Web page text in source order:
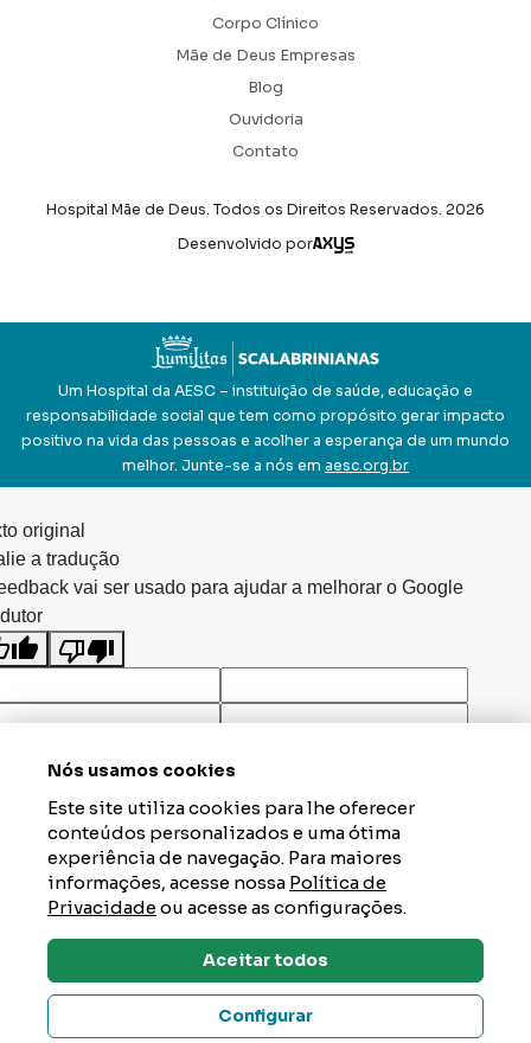
Corpo Clínico
Mãe de Deus Empresas
Blog
Ouvidoria
Contato
Hospital Mãe de Deus. Todos os Direitos Reservados. 2026
Desenvolvido por
Axysweb
Um Hospital da AESC – instituição de saúde, educação e
responsabilidade social que tem como propósito gerar impacto
positivo na vida das pessoas e acolher a esperança de um mundo
melhor. Junte-se a nós em aesc.org.br
Dúvidas? Tire Aqui
Nós usamos cookies
Este site utiliza cookies para lhe oferecer
conteúdos personalizados e uma ótima
experiência de navegação. Para maiores
informações, acesse nossa Política de
Privacidadeou acesse as configurações.
Aceitar todos
Configurar
original
a tradução
vai ser usado para ajudar a melhorar o Google